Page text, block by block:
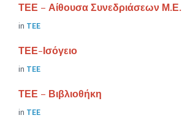
ΤΕΕ – Αίθουσα Συνεδριάσεων Μ.Ε.
in ΤΕΕ
ΤΕΕ-Ισόγειο
in ΤΕΕ
ΤΕΕ – Βιβλιοθήκη
in ΤΕΕ